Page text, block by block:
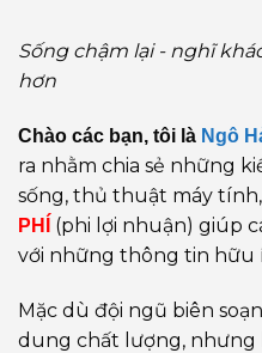
Sống chậm lại - nghĩ
hơn
Chào các bạn, tôi là Ngô
ra nhằm chia sẻ những
sống, thủ thuật máy
PHÍ
(phi lợi nhuận) giúp
với những thông tin hữu
Mặc dù đội ngũ biên
dung chất lượng,